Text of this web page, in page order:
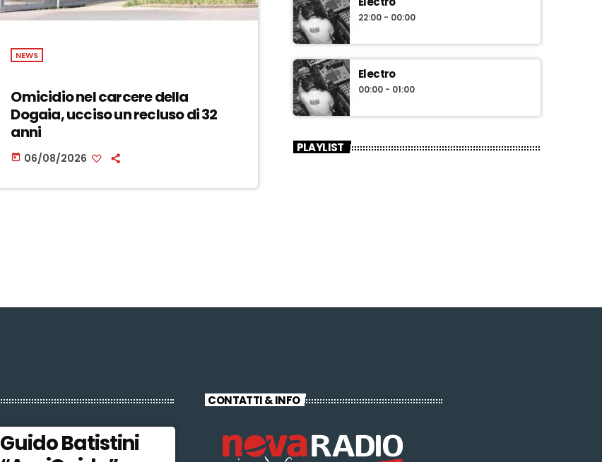
NEWS
Omicidio nel carcere della
Dogaia, ucciso un recluso di 32
anni
today 06/08/2026
22:00 - 00:00
Electro
00:00 - 01:00
PLAYLIST
Guido Batistini
CONTATTI & INFO